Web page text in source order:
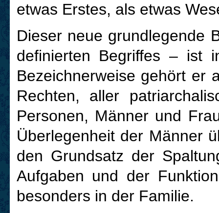
etwas Erstes, als etwas
Dieser neue grundlegende
definierten Begriffes – ist
Bezeichnerweise gehört er
Rechten, aller
Personen, Männer und
Überlegenheit der Männer
den Grundsatz der
Aufgaben und der
besonders in der Familie.